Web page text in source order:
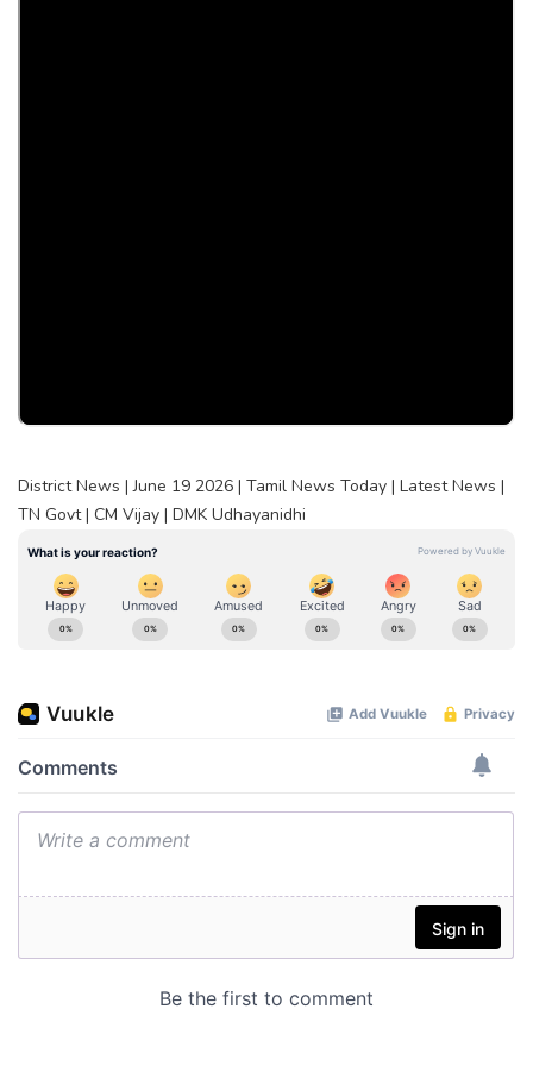
District News | June 19 2026 | Tamil News Today | Latest News |
TN Govt | CM Vijay | DMK Udhayanidhi